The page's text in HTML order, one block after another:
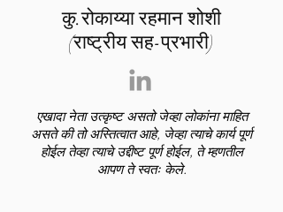
कु.रोकाय्या रहमान शोशी
(राष्ट्रीय सह-प्रभारी)
एखादा नेता उत्कृष्ट असतो जेव्हा लोकांना माहित
असते की तो अस्तित्वात आहे, जेव्हा त्याचे कार्य पूर्ण
होईल तेव्हा त्याचे उद्दीष्ट पूर्ण होईल, ते म्हणतील
आपण ते स्वतः केले.